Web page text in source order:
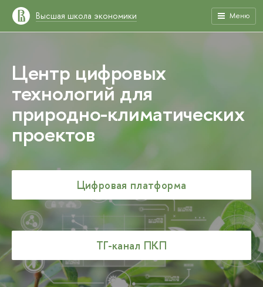
Высшая школа экономики Меню
Центр цифровых
технологий для
природно-климатических
проектов
Цифровая платформа
ТГ-канал ПКП